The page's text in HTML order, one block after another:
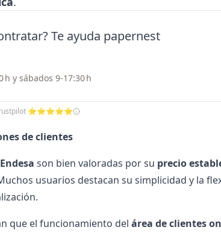
Te ayuda papernest
y sábados 9-17:30 h
⭐⭐⭐⭐⭐
de clientes
Endesa son bien valoradas por su precio
usuarios destacan su simplicidad y la
que el funcionamiento del área de clientes